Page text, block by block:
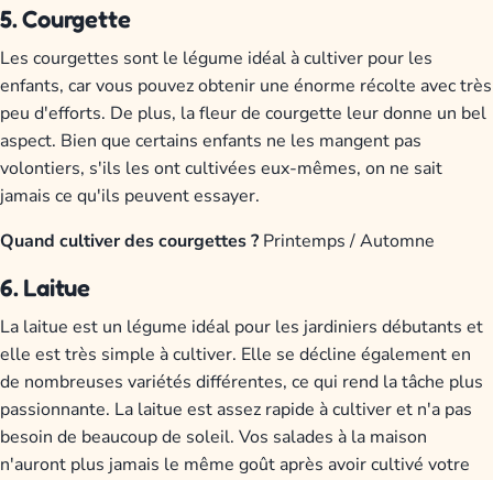
5. Courgette
Les courgettes sont le légume idéal à cultiver pour les
enfants, car vous pouvez obtenir une énorme récolte avec très
peu d'efforts. De plus, la fleur de courgette leur donne un bel
aspect. Bien que certains enfants ne les mangent pas
volontiers, s'ils les ont cultivées eux-mêmes, on ne sait
jamais ce qu'ils peuvent essayer.
Quand cultiver des courgettes ? Printemps / Automne
6. Laitue
La laitue est un légume idéal pour les jardiniers débutants et
elle est très simple à cultiver. Elle se décline également en
de nombreuses variétés différentes, ce qui rend la tâche plus
passionnante. La laitue est assez rapide à cultiver et n'a pas
besoin de beaucoup de soleil. Vos salades à la maison
n'auront plus jamais le même goût après avoir cultivé votre